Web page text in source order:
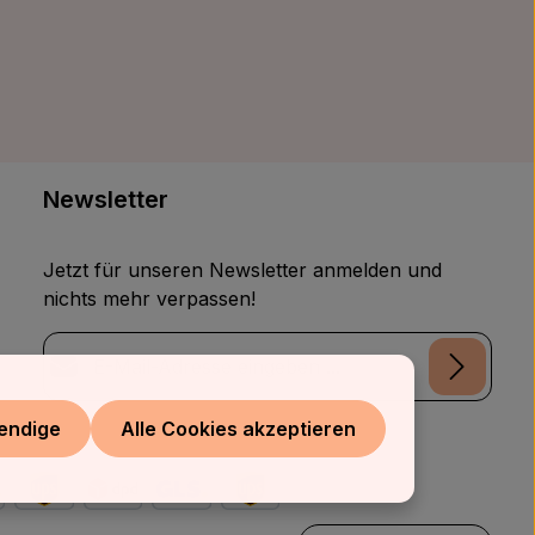
Newsletter
Jetzt für unseren Newsletter anmelden und
nichts mehr verpassen!
E-Mail-Adresse*
Datenschutz
Ich habe dieDatenschutzbestimmungen
gelesen und
bin mit ihnen einverstanden.*
Die mit einem Stern (*) markierten Felder sind
Alle Cookies akzeptieren